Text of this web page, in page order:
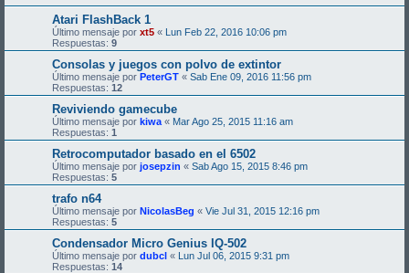
Atari FlashBack 1
Último mensaje por xt5 « Lun Feb 22, 2016 10:06 pm
Respuestas: 9
Consolas y juegos con polvo de extintor
Último mensaje por PeterGT « Sab Ene 09, 2016 11:56 pm
Respuestas: 12
Reviviendo gamecube
Último mensaje por kiwa « Mar Ago 25, 2015 11:16 am
Respuestas: 1
Retrocomputador basado en el 6502
Último mensaje por josepzin « Sab Ago 15, 2015 8:46 pm
Respuestas: 5
trafo n64
Último mensaje por NicolasBeg « Vie Jul 31, 2015 12:16 pm
Respuestas: 5
Condensador Micro Genius IQ-502
Último mensaje por dubcl « Lun Jul 06, 2015 9:31 pm
Respuestas: 14